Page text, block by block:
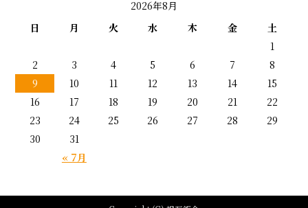
2026年8月
日
月 火 水 木 金 土
« 7月
1
2
3 4 5 6 7
8
9
10 11 12 13 14
15
16
17 18 19 20 21
22
23
24 25 26 27 28
29
30
31